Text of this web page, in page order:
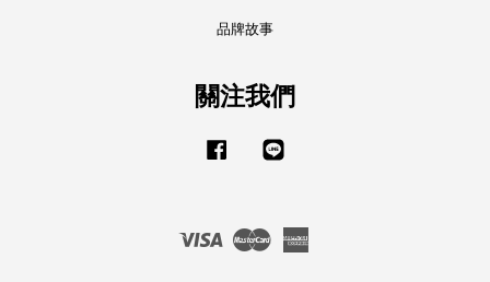
品牌故事
關注我們
Facebook
Visa Master